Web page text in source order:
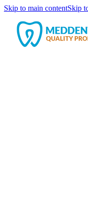
Skip to main contentSkip